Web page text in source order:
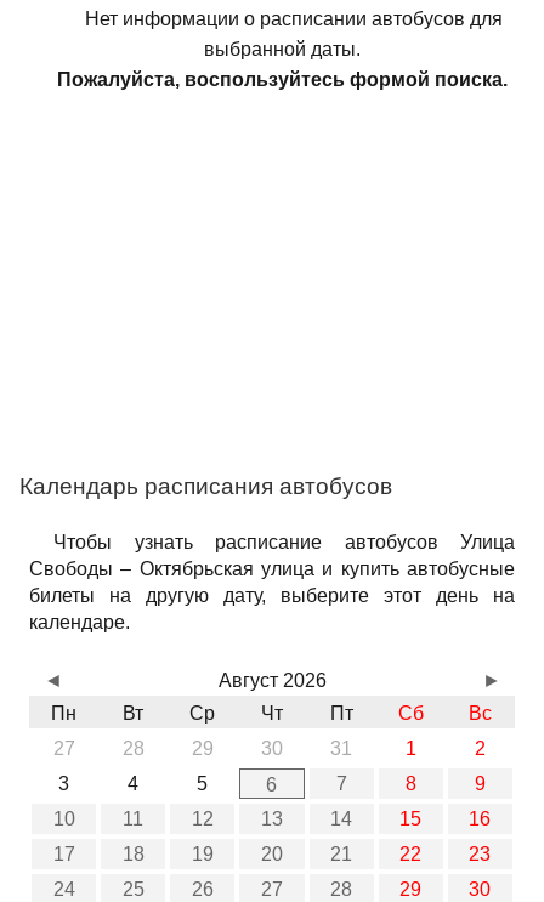
Нет информации о расписании автобусов для
выбранной даты.
Пожалуйста, воспользуйтесь формой поиска.
Календарь расписания автобусов
Чтобы узнать расписание автобусов Улица
Свободы – Октябрьская улица и купить автобусные
билеты на другую дату, выберите этот день на
календаре.
Август 2026
Пн
Вт Ср Чт Пт Сб
Вс
27
28 29 30 31 1
2
3
4 5 6 7 8
9
10
11 12 13 14 15
16
17
18 19 20 21 22
23
24
25 26 27 28 29
30
◄ ►